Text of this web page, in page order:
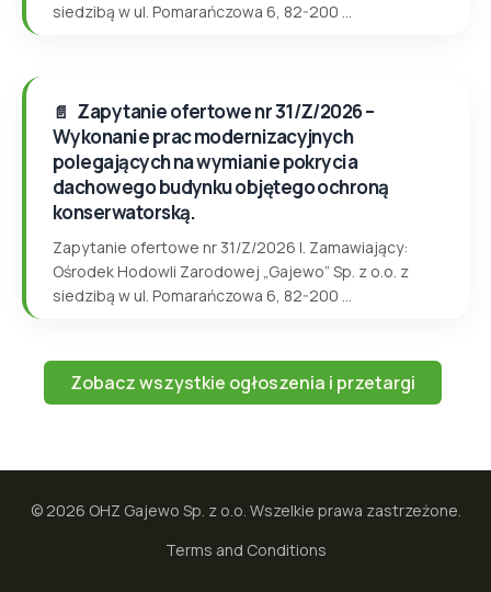
siedzibą w ul. Pomarańczowa 6, 82-200 ...
Zapytanie ofertowe nr 31/Z/2026 –
Wykonanie prac modernizacyjnych
polegających na wymianie pokrycia
dachowego budynku objętego ochroną
konserwatorską.
Zapytanie ofertowe nr 31/Z/2026 I. Zamawiający:
Ośrodek Hodowli Zarodowej „Gajewo” Sp. z o.o. z
siedzibą w ul. Pomarańczowa 6, 82-200 ...
Zobacz wszystkie ogłoszenia i przetargi
© 2026 OHZ Gajewo Sp. z o.o. Wszelkie prawa zastrzeżone.
Terms and Conditions